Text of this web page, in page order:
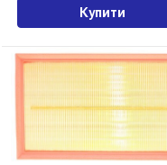
Купити